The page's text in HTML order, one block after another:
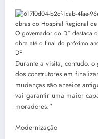
O governador do DF destaca
obra até o final do próximo
DF
Durante a visita, contudo,
dos construtores em
mudanças são anseios
vai garantir uma maior
moradores.”
Modernização